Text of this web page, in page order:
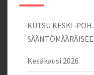
KUTSU KESKI-
Kesäkausi 2026